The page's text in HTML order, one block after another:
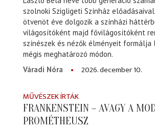
szolnoki Szigligeti Színház
ötvenöt éve dolgozik a színházi
világosítóként majd fővilágosítóként
színészek és nézők élményeit
mégis meghatározó módon.
Váradi Nóra
2026. december 10.
MŰVÉSZEK ÍRTÁK
FRANKENSTEIN – AVAGY A
PROMÉTHEUSZ